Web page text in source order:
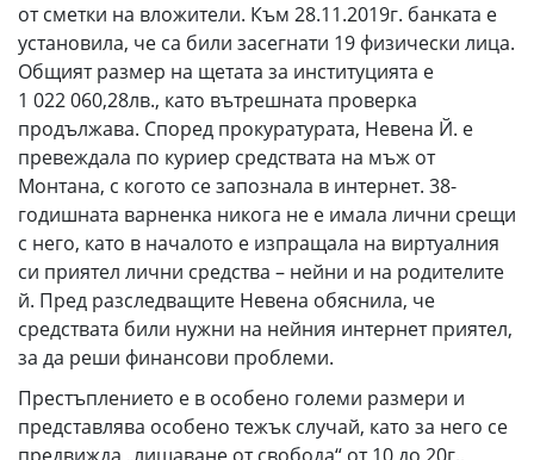
от сметки на вложители. Към 28.11.2019г. банката е
установила, че са били засегнати 19 физически лица.
Общият размер на щетата за институцията е
1 022 060,28лв., като вътрешната проверка
продължава. Според прокуратурата, Невена Й. е
превеждала по куриер средствата на мъж от
Монтана, с когото се запознала в интернет. 38-
годишната варненка никога не е имала лични срещи
с него, като в началото е изпращала на виртуалния
си приятел лични средства – нейни и на родителите
й. Пред разследващите Невена обяснила, че
средствата били нужни на нейния интернет приятел,
за да реши финансови проблеми.
Престъплението е в особено големи размери и
представлява особено тежък случай, като за него се